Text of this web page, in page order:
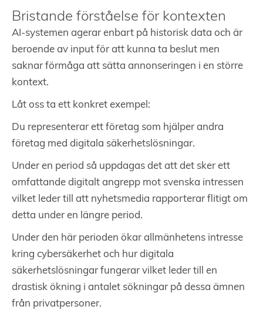
Bristande förståelse för kontexten
AI-systemen agerar enbart på historisk data och är
beroende av input för att kunna ta beslut men
saknar förmåga att sätta annonseringen i en större
kontext.
Låt oss ta ett konkret exempel:
Du representerar ett företag som hjälper andra
företag med digitala säkerhetslösningar.
Under en period så uppdagas det att det sker ett
omfattande digitalt angrepp mot svenska intressen
vilket leder till att nyhetsmedia rapporterar flitigt om
detta under en längre period.
Under den här perioden ökar allmänhetens intresse
kring cybersäkerhet och hur digitala
säkerhetslösningar fungerar vilket leder till en
drastisk ökning i antalet sökningar på dessa ämnen
från privatpersoner.